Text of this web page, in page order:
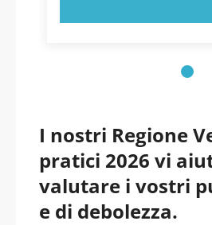
I nostri Regione
pratici 2026 vi
valutare i vostri
e di debolezza.